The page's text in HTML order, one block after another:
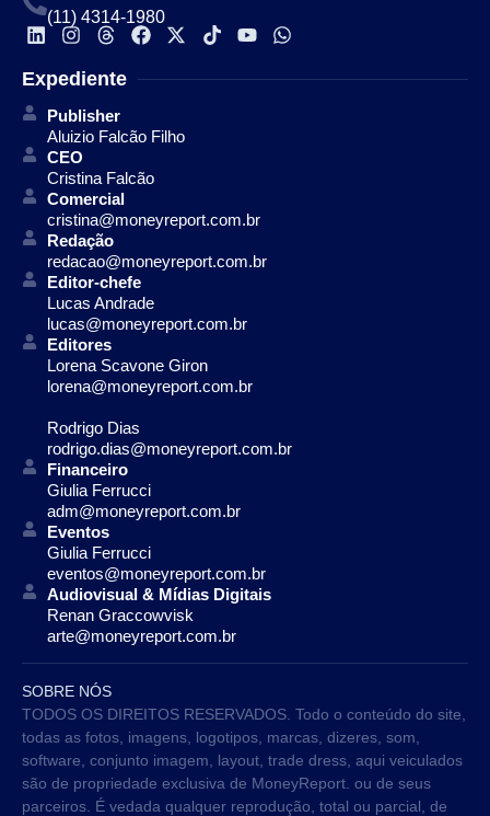
(11) 4314-1980
Expediente
Publisher
Aluizio Falcão Filho
CEO
Cristina Falcão
Comercial
cristina@moneyreport.com.br
Redação
redacao@moneyreport.com.br
Editor-chefe
Lucas Andrade
lucas@moneyreport.com.br
Editores
Lorena Scavone Giron
lorena@moneyreport.com.br
Rodrigo Dias
rodrigo.dias@moneyreport.com.br
Financeiro
Giulia Ferrucci
adm@moneyreport.com.br
Eventos
Giulia Ferrucci
eventos@moneyreport.com.br
Audiovisual & Mídias Digitais
Renan Graccowvisk
arte@moneyreport.com.br
SOBRE NÓS
TODOS OS DIREITOS RESERVADOS. Todo o conteúdo do site,
todas as fotos, imagens, logotipos, marcas, dizeres, som,
software, conjunto imagem, layout, trade dress, aqui veiculados
são de propriedade exclusiva de MoneyReport. ou de seus
parceiros. É vedada qualquer reprodução, total ou parcial, de